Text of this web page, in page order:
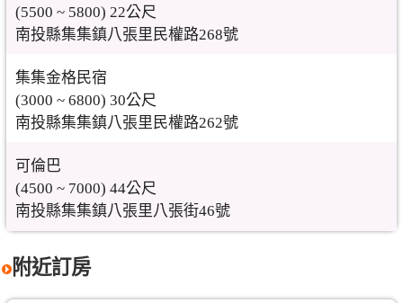
(5500 ~ 5800) 22公尺
南投縣集集鎮八張里民權路268號
集集金格民宿
(3000 ~ 6800) 30公尺
南投縣集集鎮八張里民權路262號
可倫巴
(4500 ~ 7000) 44公尺
南投縣集集鎮八張里八張街46號
附近訂房